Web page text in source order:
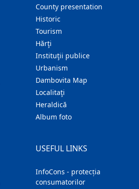
County presentation
Historic
Tourism
Hărţi
Instituţii publice
Urbanism
Dambovita Map
Localitaţi
Heraldică
Album foto
USEFUL LINKS
InfoCons - protecția
consumatorilor